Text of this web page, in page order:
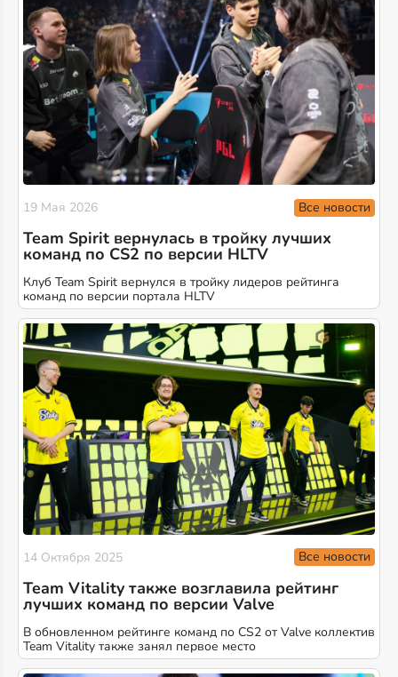
19 Мая 2026 Все новости
Team Spirit вернулась в тройку лучших
команд по CS2 по версии HLTV
Клуб Team Spirit вернулся в тройку лидеров рейтинга
команд по версии портала HLTV
14 Октября 2025 Все новости
Team Vitality также возглавила рейтинг
лучших команд по версии Valve
В обновленном рейтинге команд по CS2 от Valve коллектив
Team Vitality также занял первое место